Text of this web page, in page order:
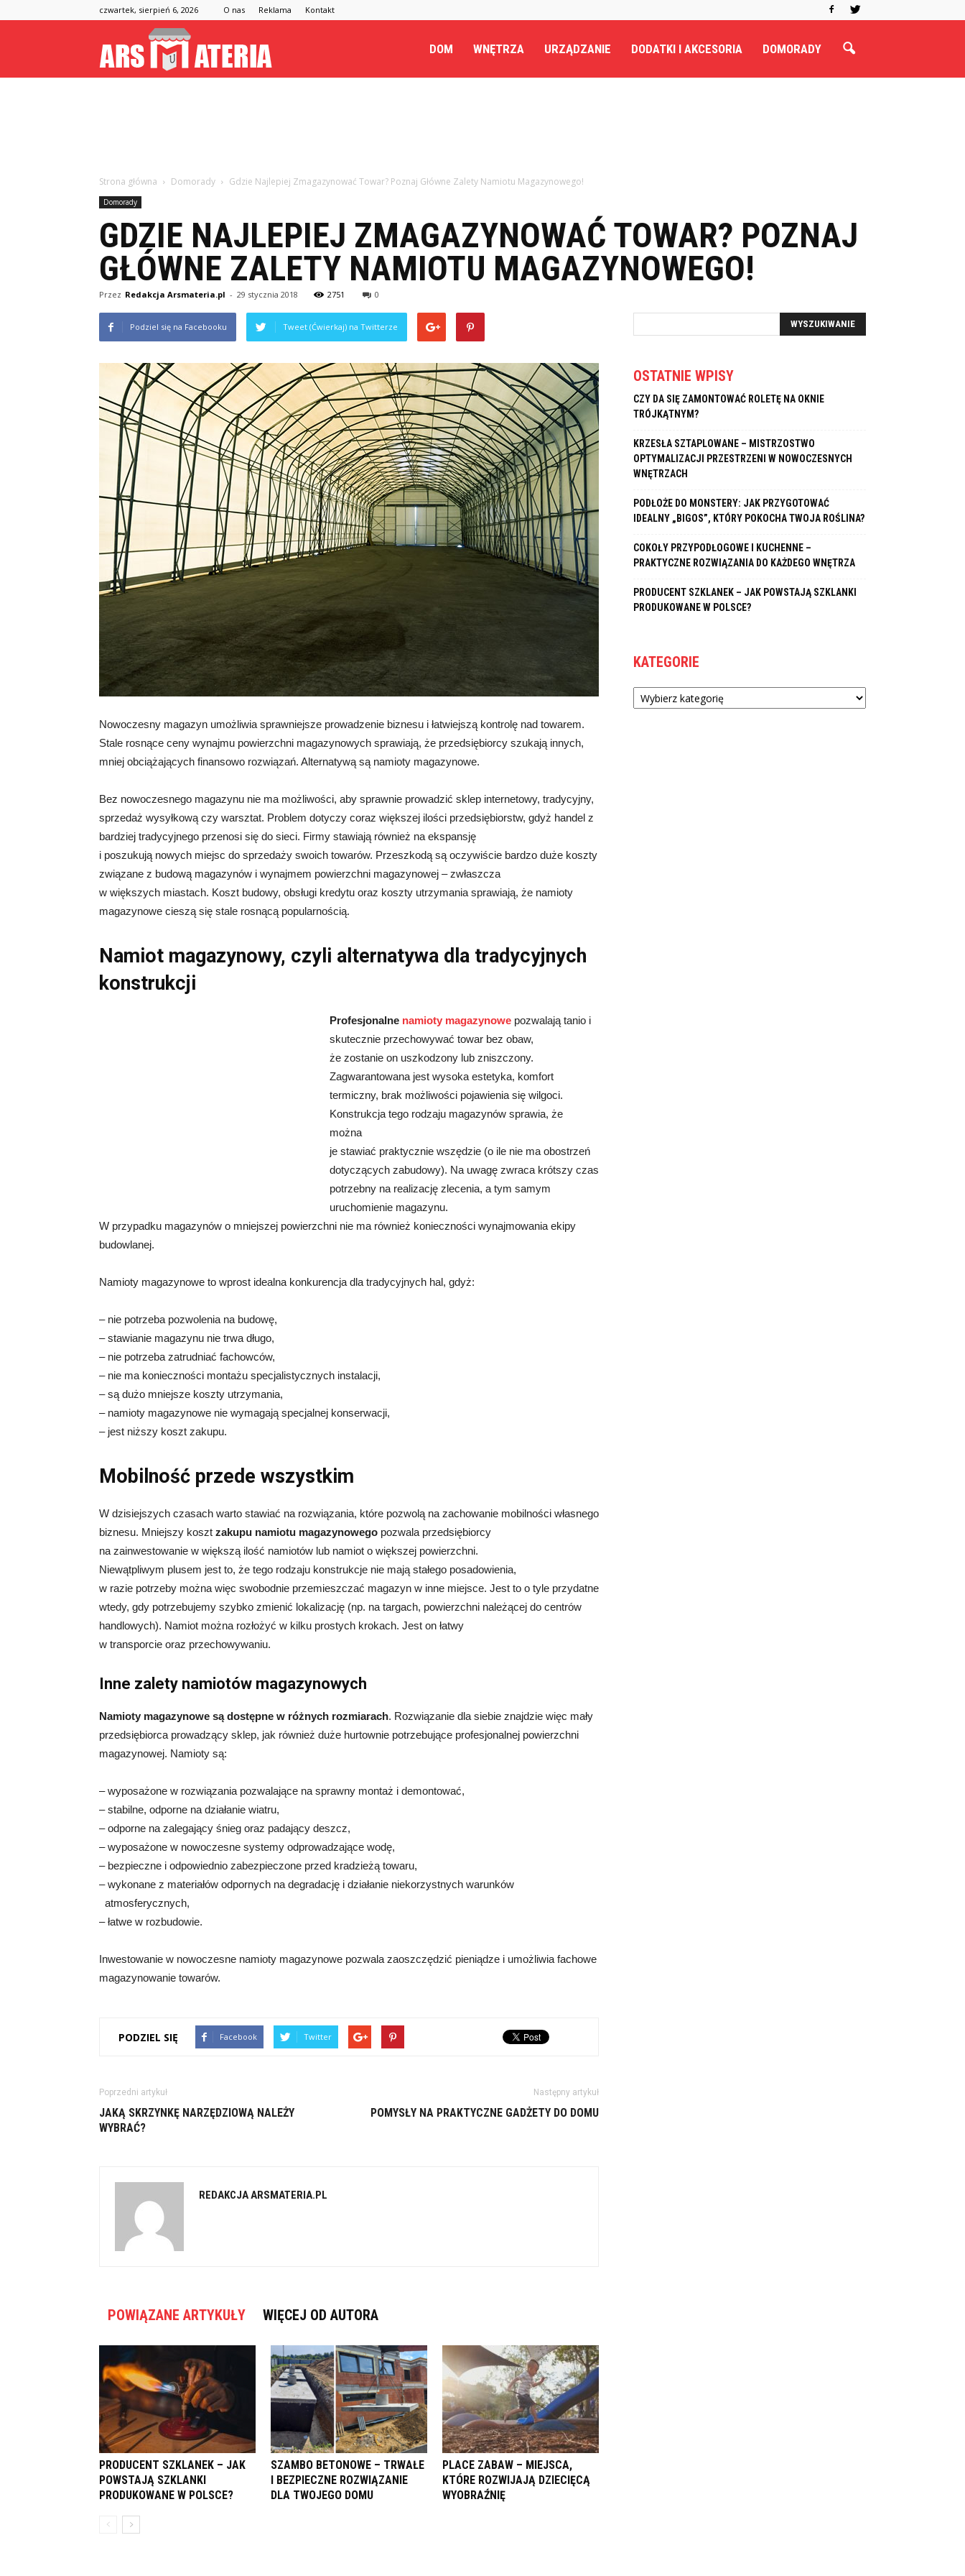
czwartek, sierpień 6, 2026 O nas Reklama Kontakt
DOM WNĘTRZA URZĄDZANIE DODATKI I AKCESORIA DOMORADY
Strona główna Domorady Gdzie Najlepiej Zmagazynować Towar? Poznaj Główne Zalety Namiotu Magazynowego!
Domorady
GDZIE NAJLEPIEJ ZMAGAZYNOWAĆ TOWAR? POZNAJ
GŁÓWNE ZALETY NAMIOTU MAGAZYNOWEGO!
Przez Redakcja Arsmateria.pl - 29 stycznia 2018 2751 0
Podziel się na Facebooku Tweet (Ćwierkaj) na Twitterze
Nowoczesny magazyn umożliwia sprawniejsze prowadzenie biznesu i łatwiejszą kontrolę nad towarem.
Stale rosnące ceny wynajmu powierzchni magazynowych sprawiają, że przedsiębiorcy szukają innych,
mniej obciążających finansowo rozwiązań. Alternatywą są namioty magazynowe.
Bez nowoczesnego magazynu nie ma możliwości, aby sprawnie prowadzić sklep internetowy, tradycyjny,
sprzedaż wysyłkową czy warsztat. Problem dotyczy coraz większej ilości przedsiębiorstw, gdyż handel z
bardziej tradycyjnego przenosi się do sieci. Firmy stawiają również na ekspansję
i poszukują nowych miejsc do sprzedaży swoich towarów. Przeszkodą są oczywiście bardzo duże koszty
związane z budową magazynów i wynajmem powierzchni magazynowej – zwłaszcza
w większych miastach. Koszt budowy, obsługi kredytu oraz koszty utrzymania sprawiają, że namioty
magazynowe cieszą się stale rosnącą popularnością.
Namiot magazynowy, czyli alternatywa dla tradycyjnych
konstrukcji
Profesjonalne namioty magazynowe pozwalają tanio i
skutecznie przechowywać towar bez obaw,
że zostanie on uszkodzony lub zniszczony.
Zagwarantowana jest wysoka estetyka, komfort
termiczny, brak możliwości pojawienia się wilgoci.
Konstrukcja tego rodzaju magazynów sprawia, że
można
je stawiać praktycznie wszędzie (o ile nie ma obostrzeń
dotyczących zabudowy). Na uwagę zwraca krótszy czas
potrzebny na realizację zlecenia, a tym samym
uruchomienie magazynu.
W przypadku magazynów o mniejszej powierzchni nie ma również konieczności wynajmowania ekipy
budowlanej.
Namioty magazynowe to wprost idealna konkurencja dla tradycyjnych hal, gdyż:
– nie potrzeba pozwolenia na budowę,
– stawianie magazynu nie trwa długo,
– nie potrzeba zatrudniać fachowców,
– nie ma konieczności montażu specjalistycznych instalacji,
– są dużo mniejsze koszty utrzymania,
– namioty magazynowe nie wymagają specjalnej konserwacji,
– jest niższy koszt zakupu.
Mobilność przede wszystkim
W dzisiejszych czasach warto stawiać na rozwiązania, które pozwolą na zachowanie mobilności własnego
biznesu. Mniejszy koszt zakupu namiotu magazynowego pozwala przedsiębiorcy
na zainwestowanie w większą ilość namiotów lub namiot o większej powierzchni.
Niewątpliwym plusem jest to, że tego rodzaju konstrukcje nie mają stałego posadowienia,
w razie potrzeby można więc swobodnie przemieszczać magazyn w inne miejsce. Jest to o tyle przydatne
wtedy, gdy potrzebujemy szybko zmienić lokalizację (np. na targach, powierzchni należącej do centrów
handlowych). Namiot można rozłożyć w kilku prostych krokach. Jest on łatwy
w transporcie oraz przechowywaniu.
Inne zalety namiotów magazynowych
Namioty magazynowe są dostępne w różnych rozmiarach. Rozwiązanie dla siebie znajdzie więc mały
przedsiębiorca prowadzący sklep, jak również duże hurtownie potrzebujące profesjonalnej powierzchni
magazynowej. Namioty są:
– wyposażone w rozwiązania pozwalające na sprawny montaż i demontować,
– stabilne, odporne na działanie wiatru,
– odporne na zalegający śnieg oraz padający deszcz,
– wyposażone w nowoczesne systemy odprowadzające wodę,
– bezpieczne i odpowiednio zabezpieczone przed kradzieżą towaru,
– wykonane z materiałów odpornych na degradację i działanie niekorzystnych warunków
atmosferycznych,
– łatwe w rozbudowie.
Inwestowanie w nowoczesne namioty magazynowe pozwala zaoszczędzić pieniądze i umożliwia fachowe
magazynowanie towarów.
PODZIEL SIĘ Facebook Twitter
Poprzedni artykuł
JAKĄ SKRZYNKĘ NARZĘDZIOWĄ NALEŻY
WYBRAĆ?
Następny artykuł
POMYSŁY NA PRAKTYCZNE GADŻETY DO DOMU
REDAKCJA ARSMATERIA.PL
POWIĄZANE ARTYKUŁY WIĘCEJ OD AUTORA
PRODUCENT SZKLANEK – JAK
POWSTAJĄ SZKLANKI
PRODUKOWANE W POLSCE?
SZAMBO BETONOWE – TRWAŁE
I BEZPIECZNE ROZWIĄZANIE
DLA TWOJEGO DOMU
PLACE ZABAW – MIEJSCA,
KTÓRE ROZWIJAJĄ DZIECIĘCĄ
WYOBRAŹNIĘ
OSTATNIE WPISY
CZY DA SIĘ ZAMONTOWAĆ ROLETĘ NA OKNIE
TRÓJKĄTNYM?
KRZESŁA SZTAPLOWANE – MISTRZOSTWO
OPTYMALIZACJI PRZESTRZENI W NOWOCZESNYCH
WNĘTRZACH
PODŁOŻE DO MONSTERY: JAK PRZYGOTOWAĆ
IDEALNY „BIGOS”, KTÓRY POKOCHA TWOJA ROŚLINA?
COKOŁY PRZYPODŁOGOWE I KUCHENNE –
PRAKTYCZNE ROZWIĄZANIA DO KAŻDEGO WNĘTRZA
PRODUCENT SZKLANEK – JAK POWSTAJĄ SZKLANKI
PRODUKOWANE W POLSCE?
KATEGORIE
Kategorie